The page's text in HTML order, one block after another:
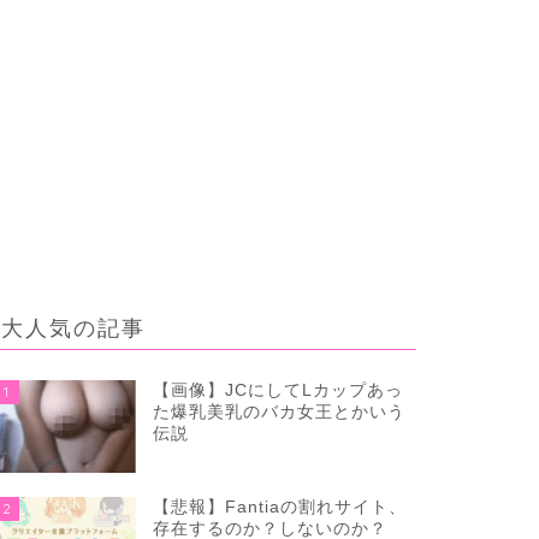
大人気の記事
1
【画像】JCにしてLカップあっ
た爆乳美乳のバカ女王とかいう
伝説
2
【悲報】Fantiaの割れサイト、
存在するのか？しないのか？